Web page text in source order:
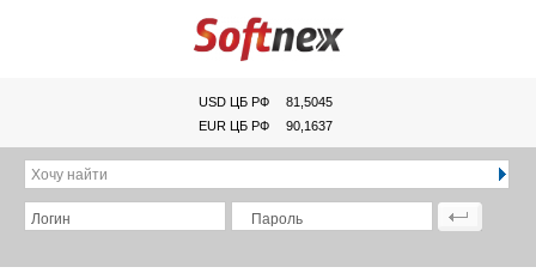
USD ЦБ РФ
81,5045
EUR ЦБ РФ
90,1637
Хочу найти
Логин Пароль